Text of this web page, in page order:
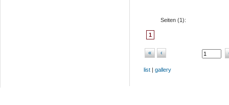
Seiten (1):
1
« ‹
list | gallery